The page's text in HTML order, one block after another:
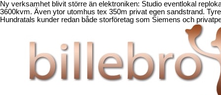
Ny verksamhet blivit större än elektroniken: Studio eventlokal
3600kvm. Även ytor utomhus tex 350m privat egen sandstrand.
Hundratals kunder redan både storföretag som Siemens och